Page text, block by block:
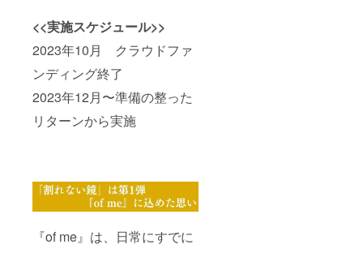
<<実施スケジュール>>
2023年10月 クラウドファ
ンディング終了
2023年12月〜準備の整った
リターンから実施
『of me』は、日常にすでに